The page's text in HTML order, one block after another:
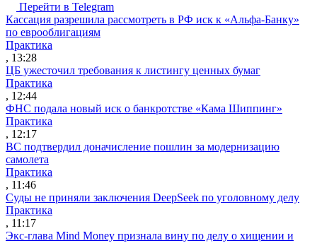
Перейти в Telegram
Кассация разрешила рассмотреть в РФ иск к «Альфа-Банку»
по еврооблигациям
Практика
, 13:28
ЦБ ужесточил требования к листингу ценных бумаг
Практика
, 12:44
ФНС подала новый иск о банкротстве «Кама Шиппинг»
Практика
, 12:17
ВС подтвердил доначисление пошлин за модернизацию
самолета
Практика
, 11:46
Суды не приняли заключения DeepSeek по уголовному делу
Практика
, 11:17
Экс-глава Mind Money признала вину по делу о хищении и